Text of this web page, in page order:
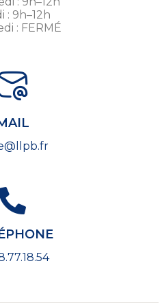
: 9h–12h
: FERMÉ